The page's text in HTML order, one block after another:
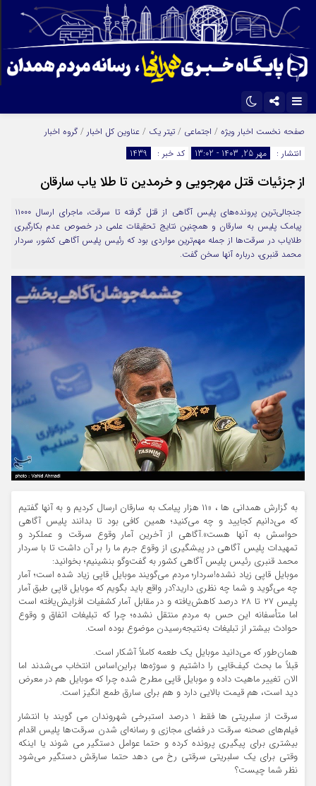
اینستاگرام
تلگرام
ایتا
آپارات
صفحه نخست اخبار ویژه / اجتماعی / تیتر یک / عناوین کل اخبار / گروه اخبار
انتشار :
مهر 25, 1403 - 13:02 کد خبر : 1439
از جزئیات قتل مهرجویی و خرمدین تا طلا یاب سارقان
جنجالی‌ترین پرونده‌های پلیس آگاهی از قتل گرفته تا سرقت، ماجرای ارسال ۱۱۰۰۰
پیامک پلیس به سارقان و همچنین نتایج تحقیقات علمی در خصوص عدم بکارگیری
طلایاب در سرقت‌ها از جمله مهم‌ترین مواردی بود که رئيس پليس آگاهی کشور، سردار
محمد قنبری، درباره آنها سخن گفت‌.
به گزارش همدانی ها ، «۱۱ هزار پیامک به سارقان ارسال کردیم و به آنها گفتیم
که می‌دانیم کجایید و چه می‌کنید؛ همین کافی بود تا بدانند پلیس آگاهی
حواسش به آنها هست».آگاهی از آخرین آمار وقوع سرقت و عملکرد و
تمهیدات پلیس آگاهی در پیشگیری از وقوع جرم ما را بر آن داشت تا با سردار
محمد قنبری رئیس پلیس آگاهی کشور به گفت‌وگو بنشینیم؛ بخوانید:
موبایل قاپی زیاد نشده!سردار؛ مردم می‌گویند موبایل قاپی زیاد شده است؛ آمار
چه می‌گوید و شما چه نظری دارید؟در واقع باید بگویم که موبایل قاپی طبق آمار
پلیس ۲۷ تا ۲۸ درصد کاهش‌یافته و در مقابل آمار کشفیات افزایش‌یافته است
اما متأسفانه این حس به مردم منتقل نشده؛ چرا که تبلیغات اتفاق و وقوع
حوادث بیشتر از تبلیغات به‌نتیجه‌رسیدن موضوع بوده است.
همان‌طور که می‌دانید موبایل یک طعمه کاملاً آشکار است.
قبلاً ما بحث کیف‌قاپی را داشتیم و سوژه‌ها براین‌اساس انتخاب می‌شدند اما
الان تغییر ماهیت داده و موبایل قاپی مطرح شده چرا که موبایل هم در معرض
دید است، هم قیمت بالایی دارد و هم برای سارق طمع انگیز است.
سرقت از سلبریتی ها فقط 1 درصد استبرخی شهروندان می گویند با انتشار
فیلم‌های صحنه سرقت در فضای مجازی و رسانه‌ای شدن سرقت‌ها پلیس اقدام
بیشتری برای پیگیری پرونده کرده و حتما عوامل دستگیر می شوند یا اینکه
وقتی برای یک سلبریتی سرقتی رخ می دهد حتما سارقش دستگیر می‌شود
نظر شما چیست؟